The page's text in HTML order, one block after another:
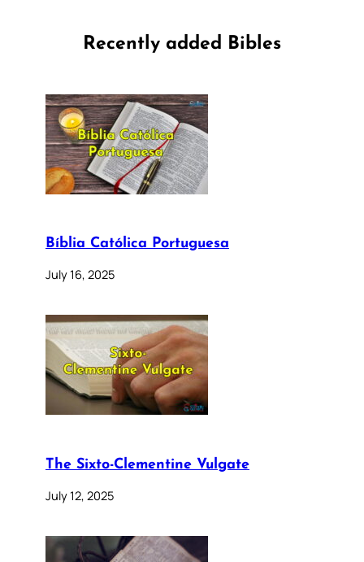
Recently added Bibles
Bíblia Católica Portuguesa
July 16, 2025
The Sixto-Clementine Vulgate
July 12, 2025